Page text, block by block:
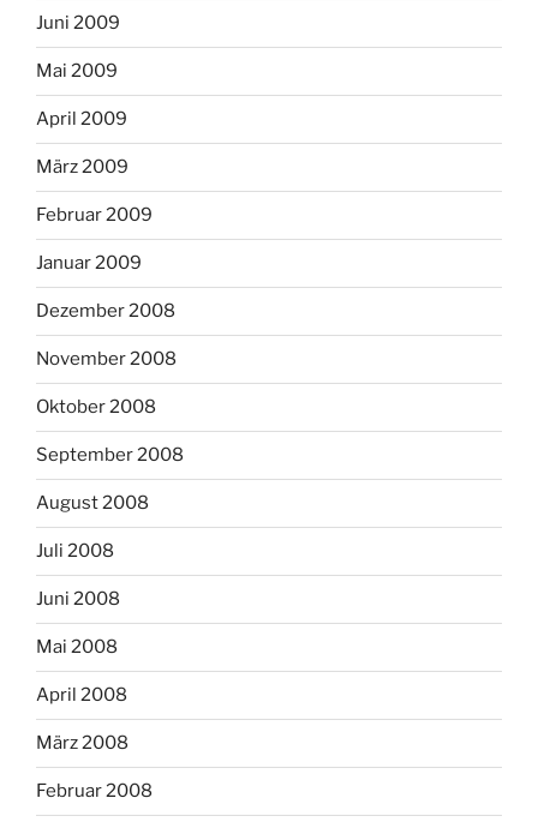
Juni 2009
Mai 2009
April 2009
März 2009
Februar 2009
Januar 2009
Dezember 2008
November 2008
Oktober 2008
September 2008
August 2008
Juli 2008
Juni 2008
Mai 2008
April 2008
März 2008
Februar 2008